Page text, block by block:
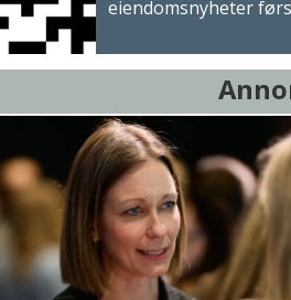
eiendomsnyheter